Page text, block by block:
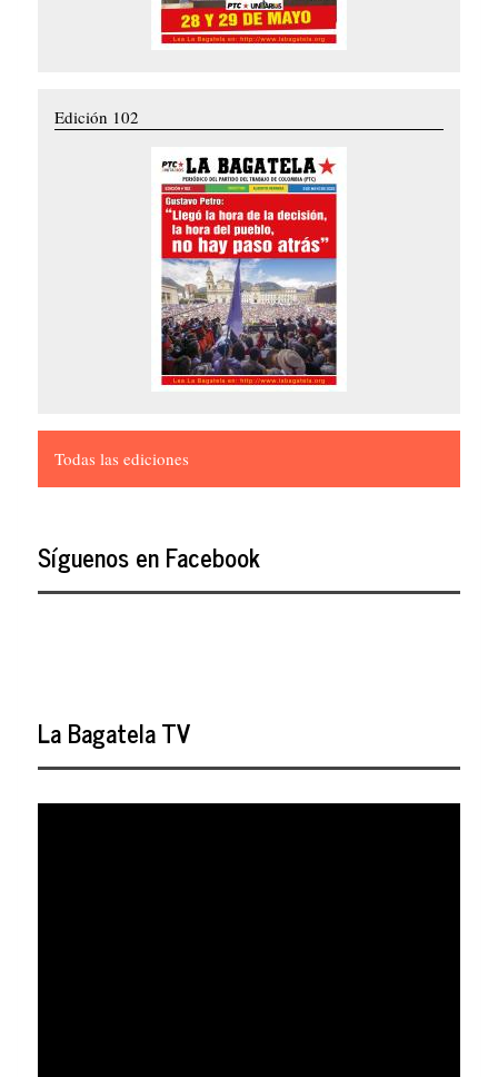
Edición 102
Todas las ediciones
Síguenos en Facebook
La Bagatela TV